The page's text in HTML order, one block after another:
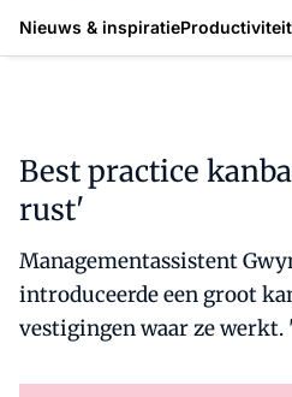
Nieuws & inspiratieProductiviteit
Best practice
rust'
Managementassistent
introduceerde een groot
vestigingen waar ze werkt.